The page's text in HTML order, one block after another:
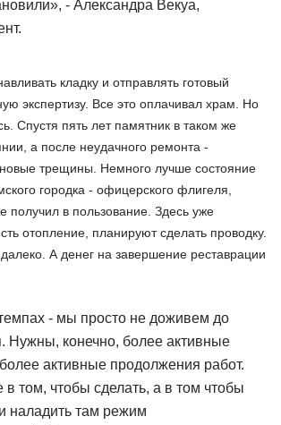
- Александра Векуа,
кладку и отправлять готовый
экспертизу. Все это оплачивал храм. Но
Спустя пять лет памятник в таком же
а после неудачного ремонта -
трещины. Немного лучше состояние
городка - офицерского флигеля,
получил в пользование. Здесь уже
отопление, планируют сделать проводку.
А денег на завершение реставрации
- мы просто не доживем до
Нужны, конечно, более активные
активные продолжения работ.
том, чтобы сделать, а в том чтобы
наладить там режим